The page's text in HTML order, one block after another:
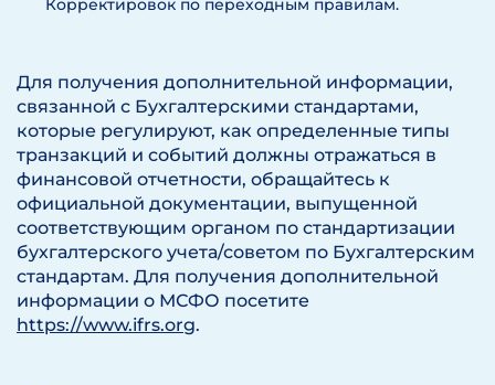
Корректировок по переходным правилам.
Для получения дополнительной информации,
связанной с Бухгалтерскими стандартами,
которые регулируют, как определенные типы
транзакций и событий должны отражаться в
финансовой отчетности, обращайтесь к
официальной документации, выпущенной
соответствующим органом по стандартизации
бухгалтерского учета/советом по Бухгалтерским
стандартам. Для получения дополнительной
информации о МСФО посетите
https://www.ifrs.org.